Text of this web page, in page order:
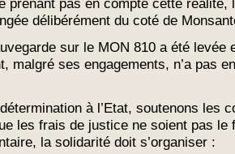
délibérément du coté de
sur le MON 810 a été levée
malgré ses engagements, n’a pas
à l’Etat, soutenons les
les frais de justice ne soient pas le
la solidarité doit s’organiser :